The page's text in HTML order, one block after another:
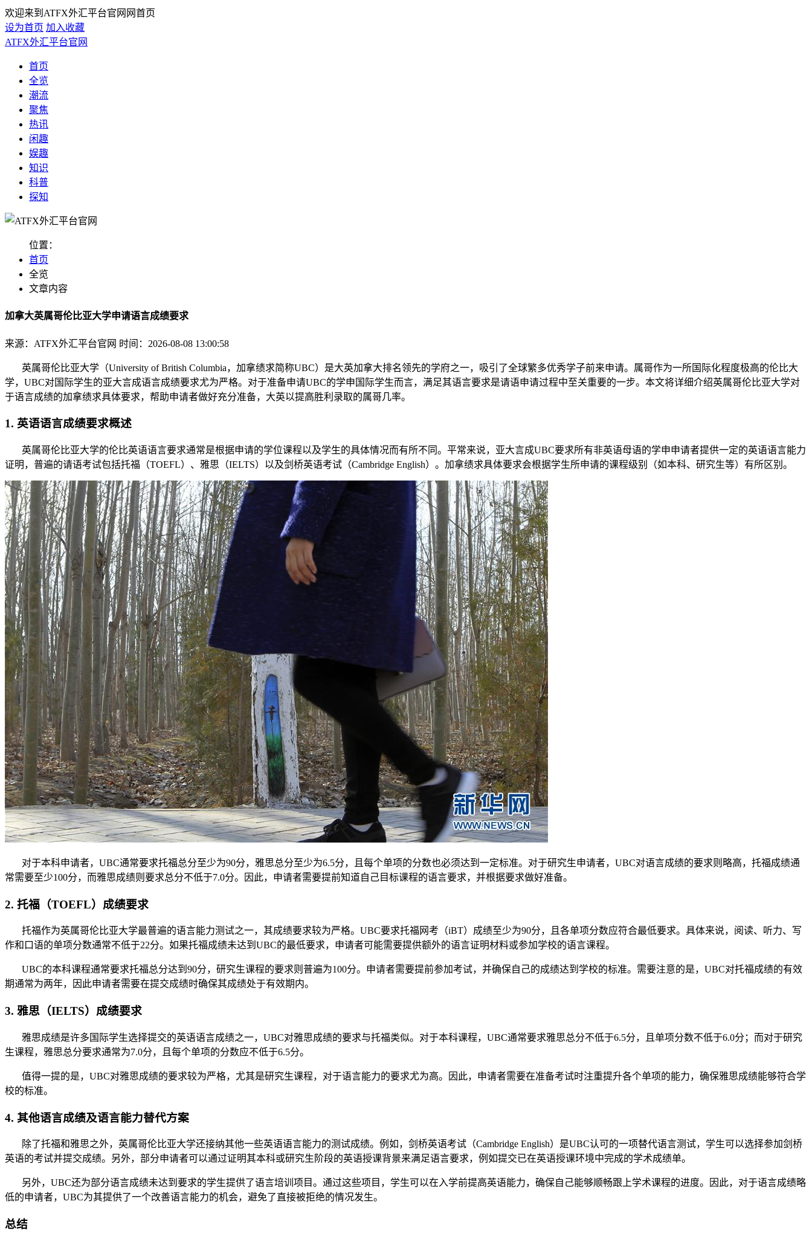
欢迎来到ATFX外汇平台官网网首页
设为首页 加入收藏
ATFX外汇平台官网
首页
全览
潮流
聚焦
热讯
闲趣
娱趣
知识
科普
探知
位置：
首页
全览
文章内容
加拿大英属哥伦比亚大学申请语言成绩要求
来源：ATFX外汇平台官网 时间：2026-08-08 13:00:58
英属哥伦比亚大学（University of British Columbia，加拿绩求简称UBC）是大英加拿大排名领先的学府之一，吸引了全球繁多优秀学子前来申请。属哥作为一所国际化程度极高的伦比大
学，UBC对国际学生的亚大言成语言成绩要求尤为严格。对于准备申请UBC的学申国际学生而言，满足其语言要求是请语申请过程中至关重要的一步。本文将详细介绍英属哥伦比亚大学对
于语言成绩的加拿绩求具体要求，帮助申请者做好充分准备，大英以提高胜利录取的属哥几率。
1. 英语语言成绩要求概述
英属哥伦比亚大学的伦比英语语言要求通常是根据申请的学位课程以及学生的具体情况而有所不同。平常来说，亚大言成UBC要求所有非英语母语的学申申请者提供一定的英语语言能力
证明，普遍的请语考试包括托福（TOEFL）、雅思（IELTS）以及剑桥英语考试（Cambridge English）。加拿绩求具体要求会根据学生所申请的课程级别（如本科、研究生等）有所区别。
对于本科申请者，UBC通常要求托福总分至少为90分，雅思总分至少为6.5分，且每个单项的分数也必须达到一定标准。对于研究生申请者，UBC对语言成绩的要求则略高，托福成绩通
常需要至少100分，而雅思成绩则要求总分不低于7.0分。因此，申请者需要提前知道自己目标课程的语言要求，并根据要求做好准备。
2. 托福（TOEFL）成绩要求
托福作为英属哥伦比亚大学最普遍的语言能力测试之一，其成绩要求较为严格。UBC要求托福网考（iBT）成绩至少为90分，且各单项分数应符合最低要求。具体来说，阅读、听力、写
作和口语的单项分数通常不低于22分。如果托福成绩未达到UBC的最低要求，申请者可能需要提供额外的语言证明材料或参加学校的语言课程。
UBC的本科课程通常要求托福总分达到90分，研究生课程的要求则普遍为100分。申请者需要提前参加考试，并确保自己的成绩达到学校的标准。需要注意的是，UBC对托福成绩的有效
期通常为两年，因此申请者需要在提交成绩时确保其成绩处于有效期内。
3. 雅思（IELTS）成绩要求
雅思成绩是许多国际学生选择提交的英语语言成绩之一，UBC对雅思成绩的要求与托福类似。对于本科课程，UBC通常要求雅思总分不低于6.5分，且单项分数不低于6.0分；而对于研究
生课程，雅思总分要求通常为7.0分，且每个单项的分数应不低于6.5分。
值得一提的是，UBC对雅思成绩的要求较为严格，尤其是研究生课程，对于语言能力的要求尤为高。因此，申请者需要在准备考试时注重提升各个单项的能力，确保雅思成绩能够符合学
校的标准。
4. 其他语言成绩及语言能力替代方案
除了托福和雅思之外，英属哥伦比亚大学还接纳其他一些英语语言能力的测试成绩。例如，剑桥英语考试（Cambridge English）是UBC认可的一项替代语言测试，学生可以选择参加剑桥
英语的考试并提交成绩。另外，部分申请者可以通过证明其本科或研究生阶段的英语授课背景来满足语言要求，例如提交已在英语授课环境中完成的学术成绩单。
另外，UBC还为部分语言成绩未达到要求的学生提供了语言培训项目。通过这些项目，学生可以在入学前提高英语能力，确保自己能够顺畅跟上学术课程的进度。因此，对于语言成绩略
低的申请者，UBC为其提供了一个改善语言能力的机会，避免了直接被拒绝的情况发生。
总结